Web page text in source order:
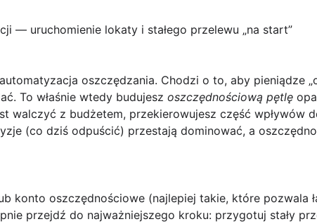
— uruchomienie lokaty i stałego przelewu „na start”
oszczędzania. Chodzi o to, aby pieniądze
To właśnie wtedy budujesz oszczędnościową pętlę
walczyć z budżetem, przekierowujesz część wpływów
(co dziś odpuścić) przestają dominować, a
konto oszczędnościowe (najlepiej takie, które pozwala
przejdź do najważniejszego kroku: przygotuj stały